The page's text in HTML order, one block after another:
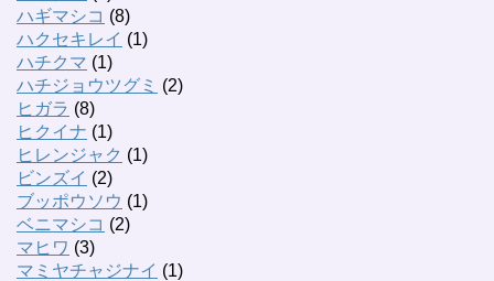
ハギマシコ (8)
ハクセキレイ (1)
ハチクマ (1)
ハチジョウツグミ (2)
ヒガラ (8)
ヒクイナ (1)
ヒレンジャク (1)
ビンズイ (2)
ブッポウソウ (1)
ベニマシコ (2)
マヒワ (3)
マミヤチャジナイ (1)